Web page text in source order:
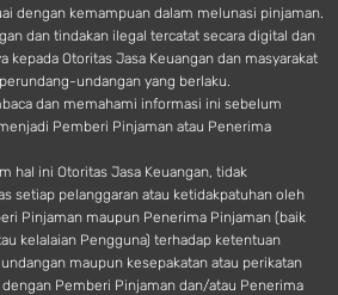
dengan kemampuan dalam melunasi pinjaman.
dan tindakan ilegal tercatat secara digital dan
kepada Otoritas Jasa Keuangan dan masyarakat
undangan yang berlaku.
dan memahami informasi ini sebelum
Pemberi Pinjaman atau Penerima
hal ini Otoritas Jasa Keuangan, tidak
setiap pelanggaran atau ketidakpatuhan oleh
Pinjaman maupun Penerima Pinjaman (baik
kelalaian Pengguna) terhadap ketentuan
maupun kesepakatan atau perikatan
Pemberi Pinjaman dan/atau Penerima